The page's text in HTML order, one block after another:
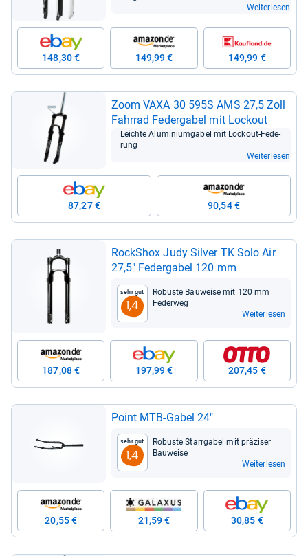
Weiterlesen
148,30 € 149,99 € 149,99 €
Zoom VAXA 30 595S AMS 27,5 Zoll
Fahr­rad Feder­ga­bel mit Lock­out
Leichte Alu­mi­ni­um­ga­bel mit Lock­out-​Fede­
rung
Weiterlesen
87,27 € 90,54 €
RockS­hox Judy Sil­ver TK Solo Air
27,5" Feder­ga­bel 120 mm
Sehr gut
1,4
Robuste Bau­weise mit 120 mm
Feder­weg
Weiterlesen
187,08 € 197,99 € 207,45 €
Point MTB-​Gabel 24"
Sehr gut
1,4
Robuste Starr­ga­bel mit prä­zi­ser
Bau­weise
Weiterlesen
20,55 € 21,59 € 30,85 €